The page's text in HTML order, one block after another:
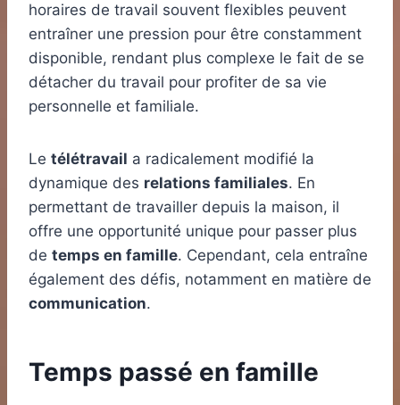
horaires de travail souvent flexibles peuvent
entraîner une pression pour être constamment
disponible, rendant plus complexe le fait de se
détacher du travail pour profiter de sa vie
personnelle et familiale.
Le télétravail a radicalement modifié la
dynamique des relations familiales. En
permettant de travailler depuis la maison, il
offre une opportunité unique pour passer plus
de temps en famille. Cependant, cela entraîne
également des défis, notamment en matière de
communication.
Temps passé en famille